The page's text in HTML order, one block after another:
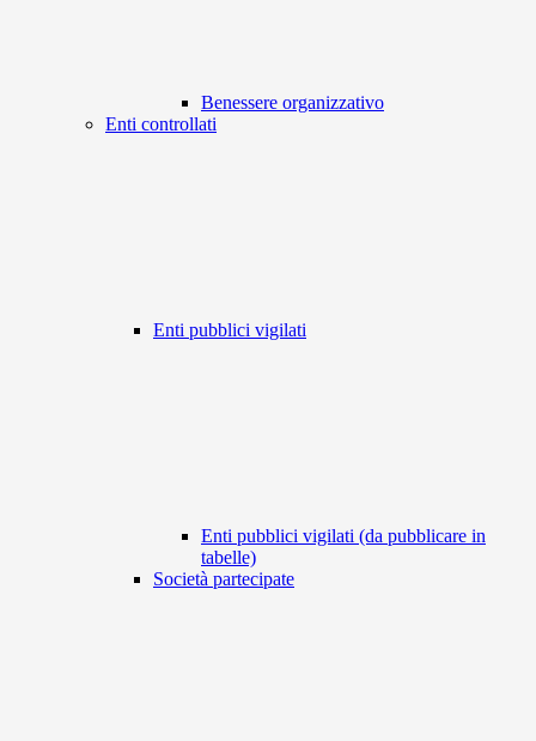
Benessere organizzativo
Enti controllati
Enti pubblici vigilati
Enti pubblici vigilati (da pubblicare in
tabelle)
Società partecipate